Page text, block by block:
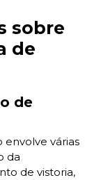
sobre
de
de
envolve várias
da
de vistoria,